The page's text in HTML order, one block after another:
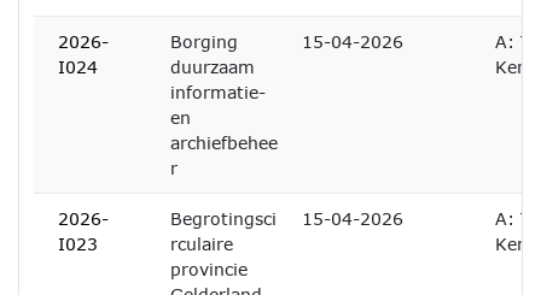
2026-
I024
Borging
duurzaam
informatie-
en
archiefbehee
r
15-04-2026
A:
2026-
I023
Begrotingsci
rculaire
provincie
15-04-2026
A: